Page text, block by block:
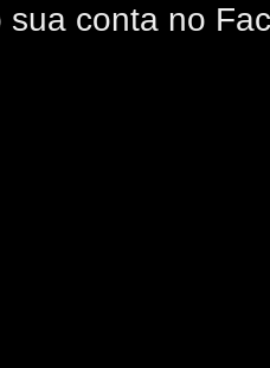
sua conta no